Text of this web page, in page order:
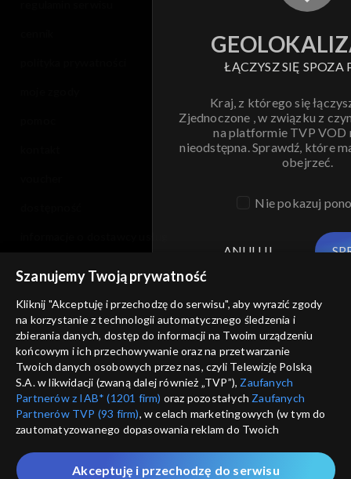
ŁĄCZYSZ SIĘ SPOZA
Kraj, z którego się
Zjednoczone , w związku z
na platformie TVP VOD
nieodstępna. Sprawdź, które
obejrzeć.
Nie pokazuj
ANULUJ
Szanujemy Twoją prywatność
Kliknij "Akceptuję i przechodzę do serwisu", aby wyrazić zgody
na korzystanie z technologii automatycznego śledzenia i
zbierania danych, dostęp do informacji na Twoim urządzeniu
końcowym i ich przechowywanie oraz na przetwarzanie
Twoich danych osobowych przez nas, czyli Telewizję Polską
S.A. w likwidacji (zwaną dalej również „TVP”), Zaufanych
Partnerów z IAB* (1201 firm) oraz pozostałych Zaufanych
Partnerów TVP (93 firm), w celach marketingowych (w tym do
zautomatyzowanego dopasowania reklam do Twoich
które wskazujemy poniżej, a także zgody na udostępnianie
przez nas identyfikatora PPID do Google.
Akceptuję i przechodzę do serwisu